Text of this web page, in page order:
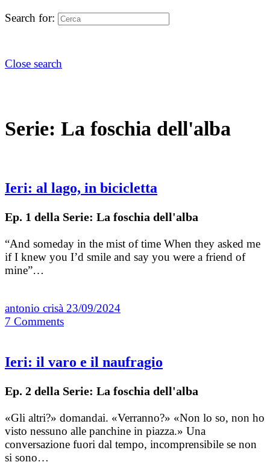
Search for:
Close search
Serie: La foschia dell'alba
Ieri: al lago, in bicicletta
Ep. 1 della Serie: La foschia dell'alba
“And someday in the mist of time When they asked me
if I knew you I’d smile and say you were a friend of
mine”…
antonio crisà 23/09/2024
7 Comments
Ieri: il varo e il naufragio
Ep. 2 della Serie: La foschia dell'alba
«Gli altri?» domandai. «Verranno?» «Non lo so, non ho
visto nessuno alle panchine in piazza.» Una
conversazione fuori dal tempo, incomprensibile se non
si sono…